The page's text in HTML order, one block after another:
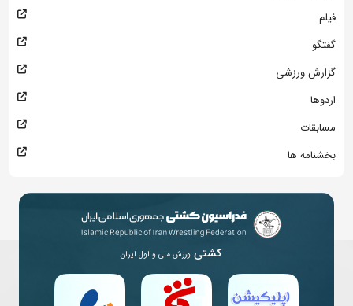
فیلم
گفتگو
گزارش ورزشی
اردوها
مسابقات
بخشنامه ها
کشتی ورزش ملی و اول ایران